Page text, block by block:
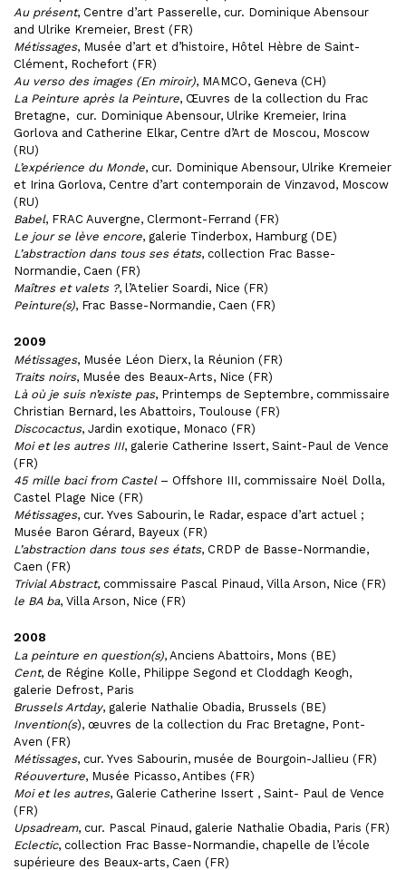
Au présent, Centre d’art Passerelle, cur. Dominique Abensour
and Ulrike Kremeier, Brest (FR)
Métissages, Musée d’art et d’histoire, Hôtel Hèbre de Saint-
Clément, Rochefort (FR)
Au verso des images (En miroir), MAMCO, Geneva (CH)
La Peinture après la Peinture, Œuvres de la collection du Frac
Bretagne, cur. Dominique Abensour, Ulrike Kremeier, Irina
Gorlova and Catherine Elkar, Centre d’Art de Moscou, Moscow
(RU)
L’expérience du Monde, cur. Dominique Abensour, Ulrike Kremeier
et Irina Gorlova, Centre d’art contemporain de Vinzavod, Moscow
(RU)
Babel, FRAC Auvergne, Clermont-Ferrand (FR)
Le jour se lève encore, galerie Tinderbox, Hamburg (DE)
L’abstraction dans tous ses états, collection Frac Basse-
Normandie, Caen (FR)
Maîtres et valets ?, l’Atelier Soardi, Nice (FR)
Peinture(s), Frac Basse-Normandie, Caen (FR)
2009
Métissages, Musée Léon Dierx, la Réunion (FR)
Traits noirs, Musée des Beaux-Arts, Nice (FR)
Là où je suis n’existe pas, Printemps de Septembre, commissaire
Christian Bernard, les Abattoirs, Toulouse (FR)
Discocactus, Jardin exotique, Monaco (FR)
Moi et les autres III, galerie Catherine Issert, Saint-Paul de Vence
(FR)
45 mille baci from Castel– Offshore III, commissaire Noël Dolla,
Castel Plage Nice (FR)
Métissages, cur. Yves Sabourin, le Radar, espace d’art actuel ;
Musée Baron Gérard, Bayeux (FR)
L’abstraction dans tous ses états, CRDP de Basse-Normandie,
Caen (FR)
Trivial Abstract, commissaire Pascal Pinaud, Villa Arson, Nice (FR)
le BA ba, Villa Arson, Nice (FR)
2008
La peinture en question(s), Anciens Abattoirs, Mons (BE)
Cent, de Régine Kolle, Philippe Segond et Cloddagh Keogh,
galerie Defrost, Paris
Brussels Artday, galerie Nathalie Obadia, Brussels (BE)
Invention(s), œuvres de la collection du Frac Bretagne, Pont-
Aven (FR)
Métissages, cur. Yves Sabourin, musée de Bourgoin-Jallieu (FR)
Réouverture, Musée Picasso, Antibes (FR)
Moi et les autres, Galerie Catherine Issert , Saint- Paul de Vence
(FR)
Upsadream, cur. Pascal Pinaud, galerie Nathalie Obadia, Paris (FR)
Eclectic, collection Frac Basse-Normandie, chapelle de l’école
supérieure des Beaux-arts, Caen (FR)